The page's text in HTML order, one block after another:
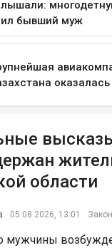
области
05.08.2026, 13:01
мужчины